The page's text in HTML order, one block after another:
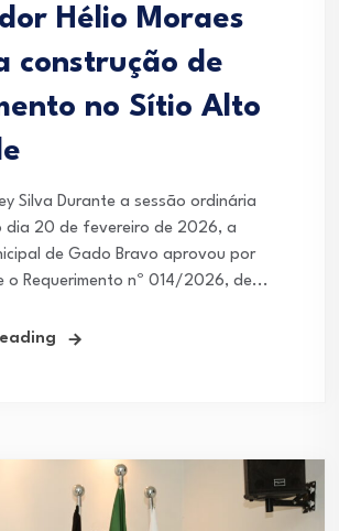
Hélio Moraes
construção de
no Sítio Alto
Silva Durante a sessão ordinária
dia 20 de fevereiro de 2026, a
de Gado Bravo aprovou por
o Requerimento nº 014/2026, de...